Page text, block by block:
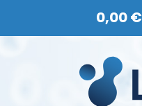
0,00 €